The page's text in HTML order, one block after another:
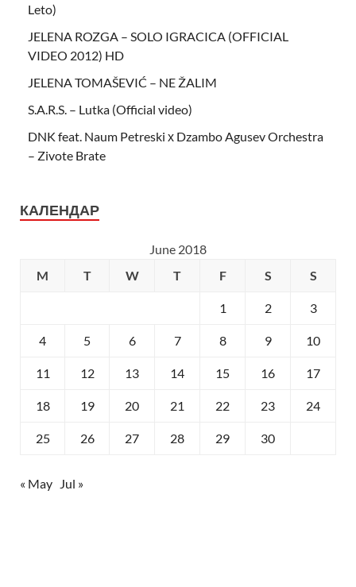
Leto)
JELENA ROZGA – SOLO IGRACICA (OFFICIAL
VIDEO 2012) HD
JELENA TOMAŠEVIĆ – NE ŽALIM
S.A.R.S. – Lutka (Official video)
DNK feat. Naum Petreski х Dzambo Agusev Orchestra
– Zivote Brate
КАЛЕНДАР
June 2018
M
T W T F S S
1 2 3
4 5 6 7 8 9 10
11 12 13 14 15 16 17
18 19 20 21 22 23 24
25 26 27 28 29 30
« May Jul »